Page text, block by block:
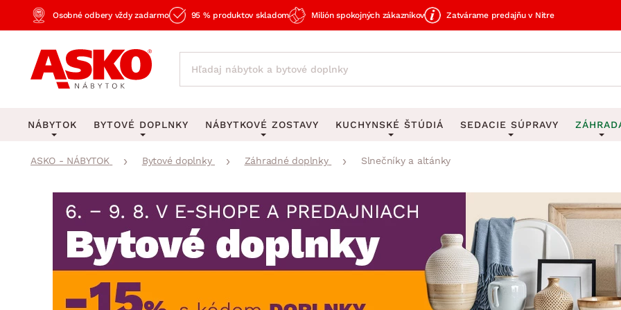
Osobné odbery vždy zadarmo 95 % produktov skladom Milión spokojných zákazníkov Zatvárame predajňu v Nitre
NÁBYTOK
Obývacia izba
Spálňa
Pracovňa a kancelária
BYTOVÉ DOPLNKY
KOBERCE
Veľké a stredné koberce
Behúne a malé koberce
Detské koberce
Kúpeľňové predložky
OSVETLENIE
Stolové lampy a lampičky
Stropné osvetlenie
Lustre a závesné svietidlá
Stojacie lampy
DEKORÁCIE
Obrazy
Zrkadlá
Zobrazit vše
Vešiaky na
Stojany na
Stojany na
Stojany na
Zobrazit vše
NÁBYTKOVÉ ZOSTAVY
Obývacie zostavy
Spálňové zostavy
Kancelárske zostavy
Kuchynské zostavy
Detské zostavy
KUCHYNSKÉ ŠTÚDIÁ SEDACIE SÚPRAVY
Rohové sedacie súpravy
Sedacie súpravy 3-2-1
Sedacie súpravy na mieru
ASKO - NÁBYTOK Bytové doplnky Záhradné doplnky Slnečníky a altánky